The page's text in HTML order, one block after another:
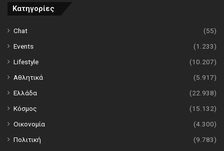
Κατηγορίες
Chat
(55)
Events
(1.233)
Lifestyle
(10.207)
Αθλητικά
(5.917)
Ελλάδα
(22.938)
Κόσμος
(15.132)
Οικονομία
(4.300)
Πολιτική
(9.783)